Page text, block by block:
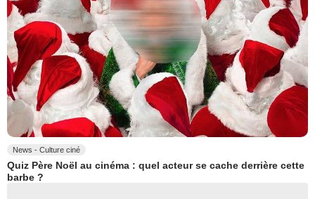
News - Culture ciné
Quiz Père Noël au cinéma : quel acteur se cache derrière cette
barbe ?